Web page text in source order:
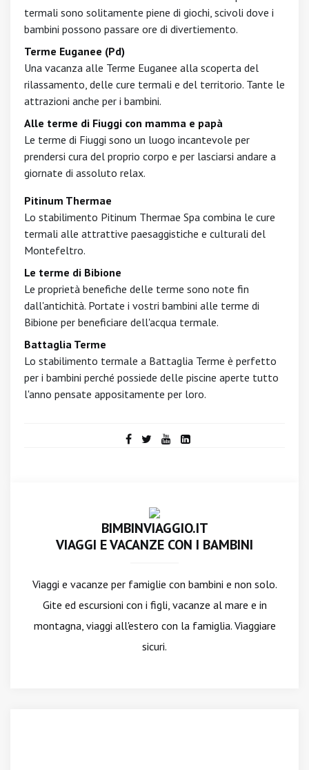
termali sono solitamente piene di giochi, scivoli dove i
bambini possono passare ore di divertiemento.
Terme Euganee (Pd)
Una vacanza alle Terme Euganee alla scoperta del
rilassamento, delle cure termali e del territorio. Tante le
attrazioni anche per i bambini.
Alle terme di Fiuggi con mamma e papà
Le terme di Fiuggi sono un luogo incantevole per
prendersi cura del proprio corpo e per lasciarsi andare a
giornate di assoluto relax.
Pitinum Thermae
Lo stabilimento Pitinum Thermae Spa combina le cure
termali alle attrattive paesaggistiche e culturali del
Montefeltro.
Le terme di Bibione
Le proprietà benefiche delle terme sono note fin
dall'antichità. Portate i vostri bambini alle terme di
Bibione per beneficiare dell'acqua termale.
Battaglia Terme
Lo stabilimento termale a Battaglia Terme è perfetto
per i bambini perché possiede delle piscine aperte tutto
l'anno pensate appositamente per loro.
BIMBINVIAGGIO.IT
VIAGGI E VACANZE CON I BAMBINI
Viaggi e vacanze per famiglie con bambini e non solo.
Gite ed escursioni con i figli, vacanze al mare e in
montagna, viaggi all'estero con la famiglia. Viaggiare
sicuri.